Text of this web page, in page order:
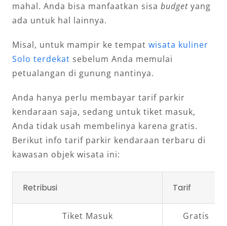
mahal. Anda bisa manfaatkan sisa budget yang
ada untuk hal lainnya.
Misal, untuk mampir ke tempat wisata kuliner
Solo terdekat sebelum Anda memulai
petualangan di gunung nantinya.
Anda hanya perlu membayar tarif parkir
kendaraan saja, sedang untuk tiket masuk,
Anda tidak usah membelinya karena gratis.
Berikut info tarif parkir kendaraan terbaru di
kawasan objek wisata ini:
Retribusi Tarif
Tiket Masuk Gratis